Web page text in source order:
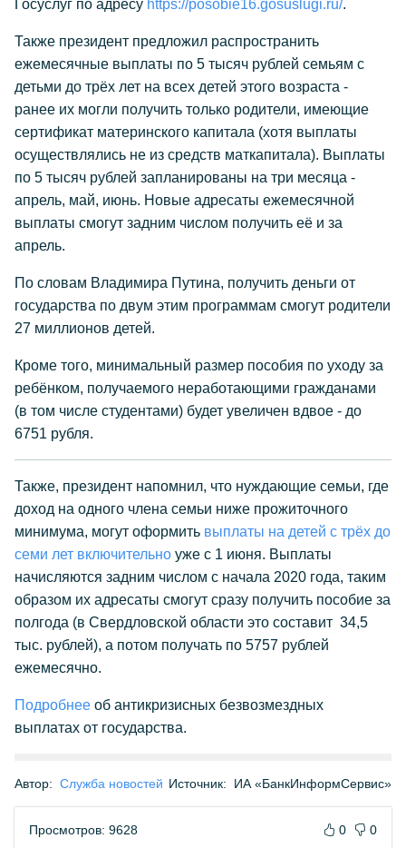
Госуслуг по адресу https://posobie16.gosuslugi.ru/.
Также президент предложил распространить
ежемесячные выплаты по 5 тысяч рублей семьям с
детьми до трёх лет на всех детей этого возраста -
ранее их могли получить только родители, имеющие
сертификат материнского капитала (хотя выплаты
осуществлялись не из средств маткапитала). Выплаты
по 5 тысяч рублей запланированы на три месяца -
апрель, май, июнь. Новые адресаты ежемесячной
выплаты смогут задним числом получить её и за
апрель.
По словам Владимира Путина, получить деньги от
государства по двум этим программам смогут родители
27 миллионов детей.
Кроме того, минимальный размер пособия по уходу за
ребёнком, получаемого неработающими гражданами
(в том числе студентами) будет увеличен вдвое - до
6751 рубля.
Также, президент напомнил, что нуждающие семьи, где
доход на одного члена семьи ниже прожиточного
минимума, могут оформить выплаты на детей с трёх до
семи лет включительно уже с 1 июня. Выплаты
начисляются задним числом с начала 2020 года, таким
образом их адресаты смогут сразу получить пособие за
полгода (в Свердловской области это составит 34,5
тыс. рублей), а потом получать по 5757 рублей
ежемесячно.
Подробнее об антикризисных безвозмездных
выплатах от государства.
Автор: Служба новостей Источник: ИА «БанкИнформСервис»
Просмотров: 9628 0 0